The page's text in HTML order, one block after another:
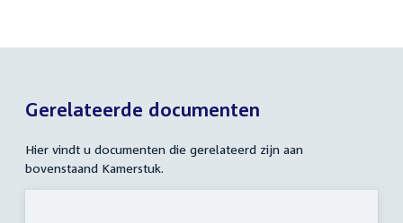
Gerelateerde documenten
Hier vindt u documenten die gerelateerd zijn aan
bovenstaand Kamerstuk.